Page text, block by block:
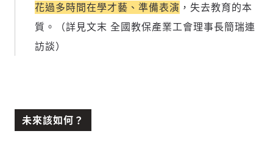
花過多時間在學才藝、準備表演 ，失去教育的本
質。（詳見文末 全國教保產業工會理事長簡瑞連
訪談）
未來該如何？